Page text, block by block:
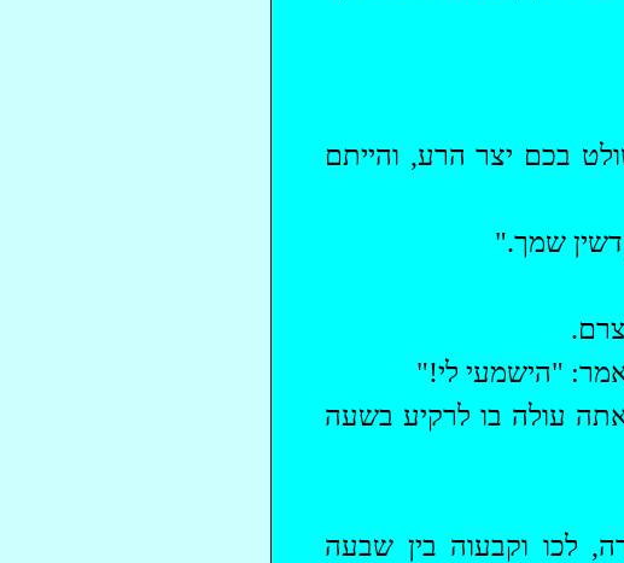
בכם יצר הרע, והייתם
שמך."
אמר: "הישמעי לי!"
עולה בו לרקיע בשעה
לכו וקבעוה בין שבעה